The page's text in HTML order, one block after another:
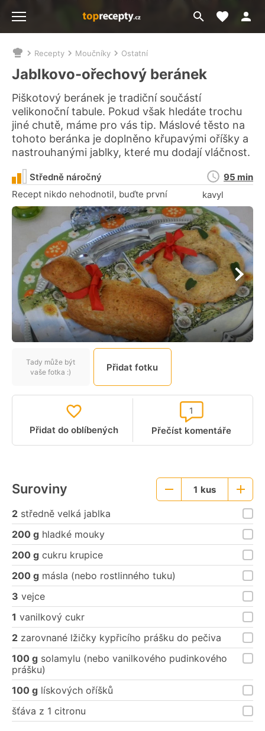
Přejít
na
Moje
Nacházíte
se
zde:
Recepty Moučníky Ostatní
Jablkovo-ořechový beránek
Piškotový beránek je tradiční součástí
velikonoční tabule. Pokud však hledáte trochu
jiné chutě, máme pro vás tip. Máslové těsto na
tohoto beránka je doplněno křupavými oříšky a
nastrouhanými jablky, které mu dodají vláčnost.
Recept nikdo nehodnotil, buďte první kavyl
Středně náročný
Doba
95 min
Tady může být
vaše fotka :)
Přidat fotku
Přidat do oblíbených Přečíst komentáře
1
Suroviny 1 kus
Větší
porce
2 středně velká jablka
200 g hladké mouky
200 g cukru krupice
200 g másla (nebo rostlinného tuku)
3 vejce
1 vanilkový cukr
2 zarovnané lžičky kypřicího prášku do pečiva
100 g solamylu (nebo vanilkového pudinkového
prášku)
100 g lískových oříšků
šťáva z 1 citronu